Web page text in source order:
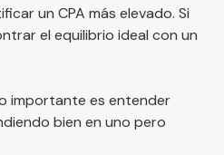
un CPA más elevado. Si
el equilibrio ideal con un
importante es entender
bien en uno pero